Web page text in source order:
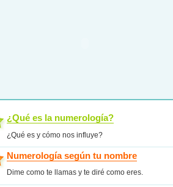
¿Qué es la numerología?
¿Qué es y cómo nos influye?
Numerología según tu nombre
Dime como te llamas y te diré como eres.